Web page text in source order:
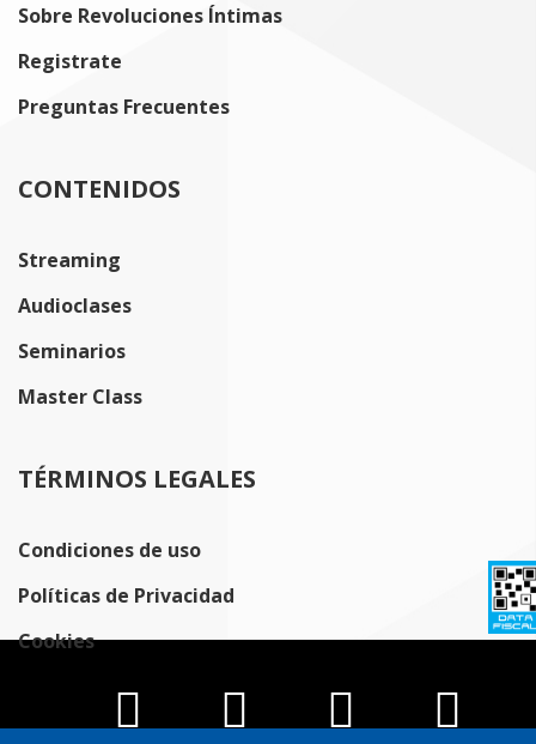
Sobre Revoluciones Íntimas
Registrate
Preguntas Frecuentes
CONTENIDOS
Streaming
Audioclases
Seminarios
Master Class
TÉRMINOS LEGALES
Condiciones de uso
Políticas de Privacidad
Cookies